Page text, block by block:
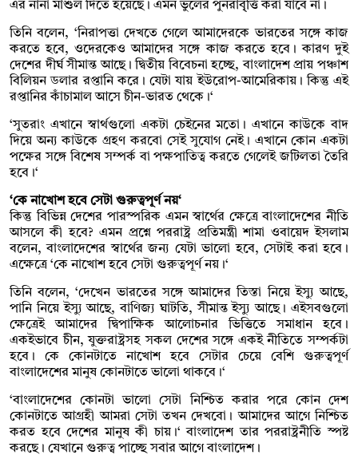
এর নানা মাশুল দিতে হয়েছে। এমন ভুলের পুনরাবৃ্ত্তি করা যাবে না।
তিনি বলেন, ‘নিরাপত্তা দেখতে গেলে আমাদেরকে ভারতের সঙ্গে কাজ
করতে হবে, ওদেরকেও আমাদের সঙ্গে কাজ করতে হবে। কারণ দুই
দেশের দীর্ঘ সীমান্ত আছে। দ্বিতীয় বিবেচনা হচ্ছে, বাংলাদেশ প্রায় পঞ্চাশ
বিলিয়ন ডলার রপ্তানি করে। যেটা যায় ইউরোপ-আমেরিকায়। কিন্তু এই
রপ্তানির কাঁচামাল আসে চীন-ভারত থেকে।‘
‘সুতরাং এখানে স্বার্থগুলো একটা চেইনের মতো। এখানে কাউকে বাদ
দিয়ে অন্য কাউকে গ্রহণ করবো সেই সুযোগ নেই। এখানে কোন একটা
পক্ষের সঙ্গে বিশেষ সম্পর্ক বা পক্ষপাতিত্ব করতে গেলেই জটিলতা তৈরি
হবে।‘
‘কে নাখোশ হবে সেটা গুরুত্বপূর্ণ নয়‘
কিন্তু বিভিন্ন দেশের পারস্পরিক এমন স্বার্থের ক্ষেত্রে বাংলাদেশের নীতি
আসলে কী হবে? এমন প্রশ্নে পররাষ্ট্র প্রতিমন্ত্রী শামা ওবায়েদ ইসলাম
বলেন, বাংলাদেশের স্বার্থের জন্য যেটা ভালো হবে, সেটাই করা হবে।
এক্ষেত্রে ‘কে নাখোশ হবে সেটা গুরুত্বপূর্ণ নয়।‘
তিনি বলেন, ‘দেখেন ভারতের সঙ্গে আমাদের তিস্তা নিয়ে ইস্যু আছে,
পানি নিয়ে ইস্যু আছে, বাণিজ্য ঘাটতি, সীমান্ত ইস্যু আছে। এইসবগুলো
ক্ষেত্রেই আমাদের দ্বিপাক্ষিক আলোচনার ভিত্তিতে সমাধান হবে।
একইভাবে চীন, যুক্তরাষ্ট্রসহ সকল দেশের সঙ্গে একই নীতিতে সম্পর্কটা
হবে। কে কোনটাতে নাখোশ হবে সেটার চেয়ে বেশি গুরুত্বপূর্ণ
বাংলাদেশের মানুষ কোনটাতে ভালো থাকবে।‘
‘বাংলাদেশের কোনটা ভালো সেটা নিশ্চিত করার পরে কোন দেশ
কোনটাতে আগ্রহী আমরা সেটা তখন দেখবো। আমাদের আগে নিশ্চিত
করত হবে দেশের মানুষ কী চায়।‘ বাংলাদেশ তার পররাষ্ট্রনীতি স্পষ্ট
করছে। যেখানে গুরুত্ব পাচ্ছে সবার আগে বাংলাদেশ।